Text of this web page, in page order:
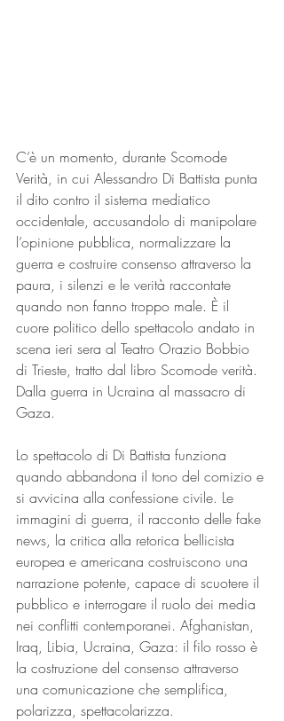
C’è un momento, durante Scomode
Verità, in cui Alessandro Di Battista punta
il dito contro il sistema mediatico
occidentale, accusandolo di manipolare
l’opinione pubblica, normalizzare la
guerra e costruire consenso attraverso la
paura, i silenzi e le verità raccontate
quando non fanno troppo male. È il
cuore politico dello spettacolo andato in
scena ieri sera al Teatro Orazio Bobbio
di Trieste, tratto dal libro Scomode verità.
Dalla guerra in Ucraina al massacro di
Gaza.
Lo spettacolo di Di Battista funziona
quando abbandona il tono del comizio e
si avvicina alla confessione civile. Le
immagini di guerra, il racconto delle fake
news, la critica alla retorica bellicista
europea e americana costruiscono una
narrazione potente, capace di scuotere il
pubblico e interrogare il ruolo dei media
nei conflitti contemporanei. Afghanistan,
Iraq, Libia, Ucraina, Gaza: il filo rosso è
la costruzione del consenso attraverso
una comunicazione che semplifica,
polarizza, spettacolarizza.